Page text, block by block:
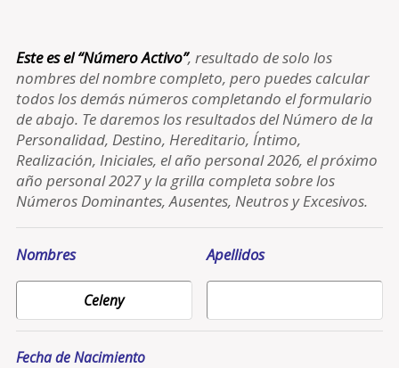
Este es el “Número Activo”, resultado de solo los
nombres del nombre completo, pero puedes calcular
todos los demás números completando el formulario
de abajo. Te daremos los resultados del Número de la
Personalidad, Destino, Hereditario, Íntimo,
Realización, Iniciales, el año personal 2026, el próximo
año personal 2027 y la grilla completa sobre los
Números Dominantes, Ausentes, Neutros y Excesivos.
Nombres Apellidos
Fecha de Nacimiento